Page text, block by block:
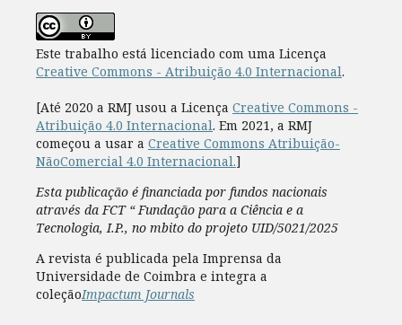
Este trabalho está licenciado com uma Licença
Creative Commons - Atribuição 4.0 Internacional.
[Até 2020 a RMJ usou a Licença Creative Commons -
Atribuição 4.0 Internacional. Em 2021, a RMJ
começou a usar a Creative Commons Atribuição-
NãoComercial 4.0 Internacional.]
Esta publicação é financiada por fundos nacionais
através da FCT “ Fundação para a Ciência e a
Tecnologia, I.P., no mbito do projeto UID/5021/2025
A revista é publicada pela Imprensa da
Universidade de Coimbra e integra a
coleçãoImpactum Journals